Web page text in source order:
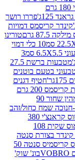
בונ' קריסמס טיפאני 180 גרם
125ג'
פררו רושר
קינדר קריסמס דמויות
87.5 גרם
טורינו
10 כלי דמוי
3
מטבעות ברשת 27.5
בטעם בוטנים
חטיף דגנים
בונ' פח משאית קריסמס 200 גרם
לייס בטעם כמהין שחור 90
נייר ק.18 ס"מ-חנוכה שמח כחול/זהב
ממרח לוטוס קראנצ'י 380
סנטה וורלד סנטה קלאוס שקית 108
קינדר בצורת סנטה
סמארטיס קריסמיס סנטה 50
בונ' שוק'